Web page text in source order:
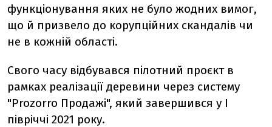
функціонування яких не було жодних вимог,
що й призвело до корупційних скандалів чи
не в кожній області.
Свого часу відбувався пілотний проєкт в
рамках реалізації деревини через систему
"Prozorro Продажі", який завершився у І
півріччі 2021 року.